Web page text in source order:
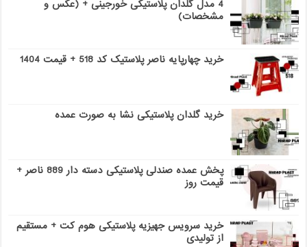
4 مدل گلدان پلاستیکی خورجینی + (عکس و
مشخصات)
خرید چهارپایه ناصر پلاستیک کد 518 + قیمت 1404
خرید گلدان پلاستیکی نشا به صورت عمده
پخش عمده صندلی پلاستیکی دسته دار 889 ناصر +
قیمت روز
خرید سرویس جهیزیه پلاستیکی هوم کت + مستقیم
از تولیدی